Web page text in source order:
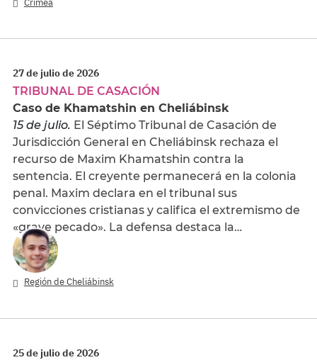
Crimea
27 de julio de 2026
TRIBUNAL DE CASACIÓN
Caso de Khamatshin en Cheliábinsk
15 de julio. El Séptimo Tribunal de Casación de
Jurisdicción General en Cheliábinsk rechaza el
recurso de Maxim Khamatshin contra la
sentencia. El creyente permanecerá en la colonia
penal. Maxim declara en el tribunal sus
convicciones cristianas y califica el extremismo de
«grave pecado». La defensa destaca la…
Región de Cheliábinsk
25 de julio de 2026